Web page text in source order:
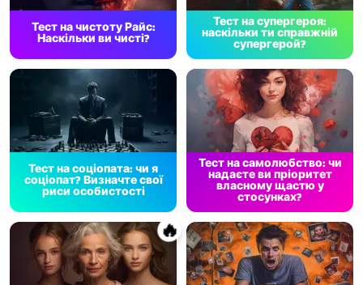
Тест на чистоту Райс:
Наскільки ви чисті?
Тест на супергероя:
наскільки ти справжній
супергерой?
Тест на соціопата: чи я
соціопат? Визначте свої
риси особистості
Тест на самолюбство: чи
надаєте ви пріоритет
власному щастю у
стосунках?
🔥